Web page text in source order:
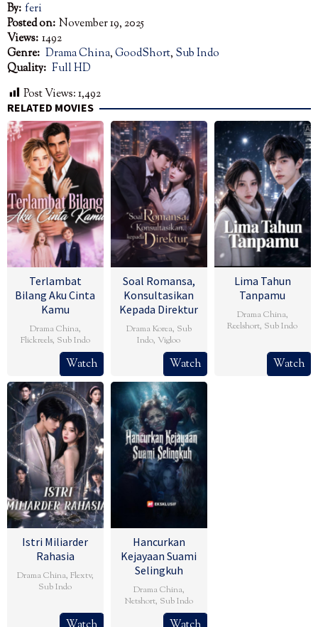
By: feri
Posted on: November 19, 2025
Views: 1492
Genre: Drama China,GoodShort, Sub Indo
Quality: Full HD
Post Views:1,492
RELATED MOVIES
Terlambat
Bilang Aku Cinta
Kamu
Drama China,
Flickreels, Sub Indo
Watch
Soal Romansa,
Konsultasikan
Kepada Direktur
Drama Korea, Sub
Indo,Vigloo
Watch
Lima Tahun
Tanpamu
Drama China,
Reelshort, Sub Indo
Watch
Istri Miliarder
Rahasia
Drama China, Flextv,
Sub Indo
Hancurkan
Kejayaan Suami
Selingkuh
Drama China,
Netshort, Sub Indo